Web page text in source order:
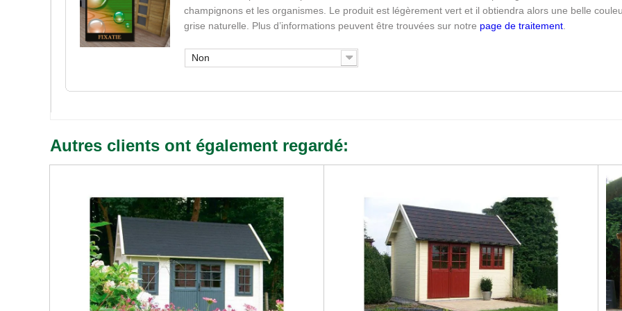
champignons et les organismes. Le produit est légèrement vert et il obtiendra alors une belle
grise naturelle. Plus d’informations peuvent être trouvées sur notre page de traitement.
Non
Autres clients ont également regardé: